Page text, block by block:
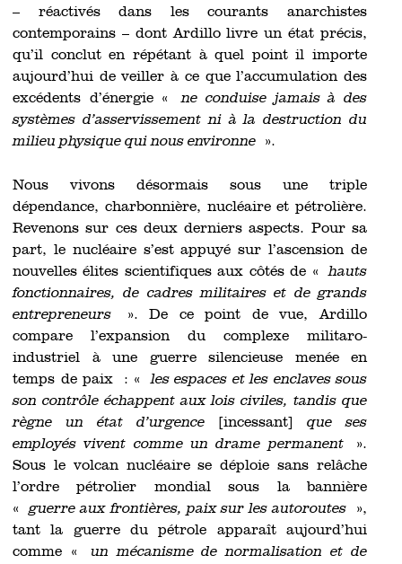
– réactivés dans les courants anarchistes
contemporains – dont Ardillo livre un état précis,
qu’il conclut en répétant à quel point il importe
aujourd’hui de veiller à ce que l’accumulation des
excédents d’énergie «ne conduise jamais à des
systèmes d’asservissement ni à la destruction du
milieu physique qui nous environne ».
Nous vivons désormais sous une triple
dépendance, charbonnière, nucléaire et pétrolière.
Revenons sur ces deux derniers aspects. Pour sa
part, le nucléaire s’est appuyé sur l’ascension de
nouvelles élites scientifiques aux côtés de «hauts
fonctionnaires, de cadres militaires et de grands
entrepreneurs ». De ce point de vue, Ardillo
compare l’expansion du complexe militaro-
industriel à une guerre silencieuse menée en
temps de paix : «les espaces et les enclaves sous
son contrôle échappent aux lois civiles, tandis que
règne un état d’urgence
[incessant]
que ses
employés vivent comme un drame permanent».
Sous le volcan nucléaire se déploie sans relâche
l’ordre pétrolier mondial sous la bannière
« guerre aux frontières, paix sur les autoroutes »,
tant la guerre du pétrole apparaît aujourd’hui
comme « un mécanisme de normalisation et de